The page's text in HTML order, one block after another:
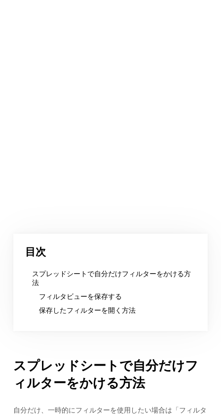
目次
スプレッドシートで自分だけフィルターをかける方
法
フィルタビューを保存する
保存したフィルターを開く方法
スプレッドシートで自分だけフ
ィルターをかける方法
自分だけ、一時的にフィルターを使用したい場合は「フィルタ